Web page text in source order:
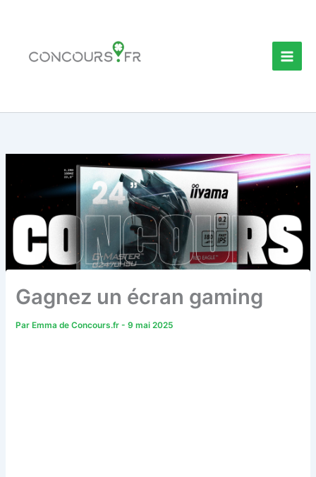
Gagnez un écran gaming
Par Emma de Concours.fr-9 mai 2025